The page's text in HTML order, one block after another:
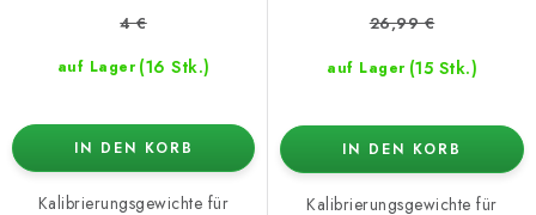
auf Lager (16 Stk.)
4 €
IN DEN KORB
Kalibrierungsgewichte für
auf Lager (15 Stk.)
26,99 €
IN DEN KORB
Kalibrierungsgewichte für